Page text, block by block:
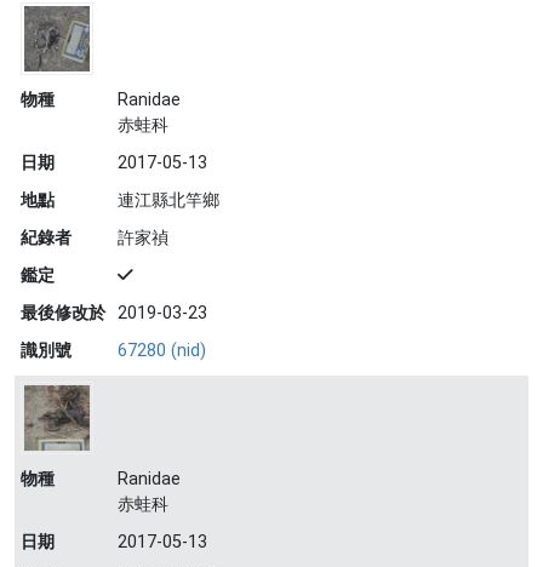
物種
Ranidae
赤蛙科
日期
2017-05-13
地點
連江縣北竿鄉
紀錄者
許家禎
鑑定
最後修改於 2019-03-23
識別號
67280 (nid)
物種
Ranidae
赤蛙科
日期
2017-05-13